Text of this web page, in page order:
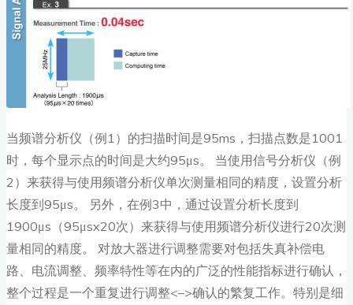
当频谱分析仪（例1）的扫描时间是95ms，扫描点数是1001
时，每个显示点的时间是大约95μs。 当使用信号分析仪（例
2）来获得与使用频谱分析仪单次测量相同的精度，设置分析
长度到95μs。 另外，在例3中，通过设置分析长度到
1900μs（95μsx20次）来获得与使用频谱分析仪进行20次测
量相同的精度。 对放大器进行调整需要对包括失真补偿电
路、电流调整、频率特性等在内的广泛的性能指标进行确认，
整个过程是一个重复进行调整<–>确认的繁复工作。特别是细